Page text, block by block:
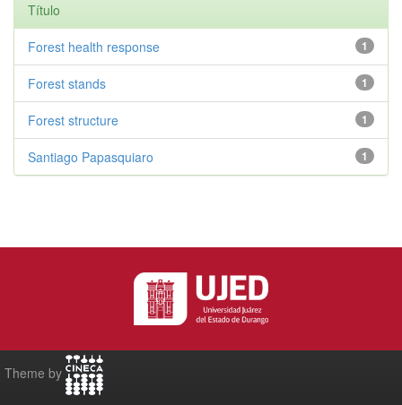
Título
1
Forest health response
1
Forest stands
1
Forest structure
1
Santiago Papasquiaro
Theme by